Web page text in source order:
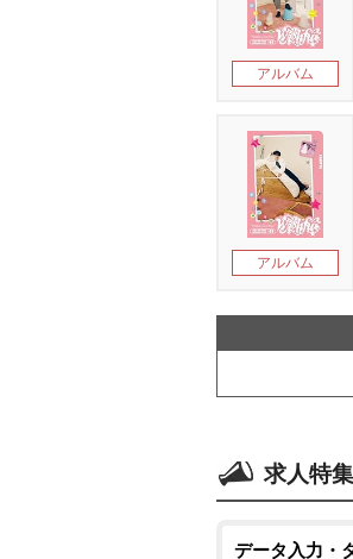
アルバム
アルバム
求人特集
データ入力・